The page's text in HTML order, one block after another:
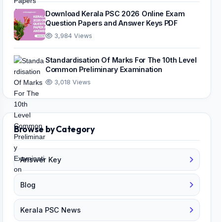
Download Kerala PSC 2026 Online Exam
Question Papers and Answer Keys PDF
3,984 Views
Standardisation Of Marks For The 10th Level
Common Preliminary Examination
3,018 Views
Browse by Category
Answer Key
Blog
Kerala PSC News